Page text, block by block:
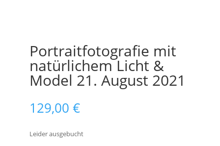
Portraitfotografie mit
natürlichem Licht &
Model 21. August 2021
129,00 €
Leider ausgebucht